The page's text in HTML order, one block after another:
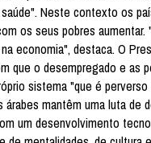
Neste contexto os
os seus pobres
economia", destaca. O
que o desempregado e as
sistema "que é
mantêm uma luta
um desenvolvimento